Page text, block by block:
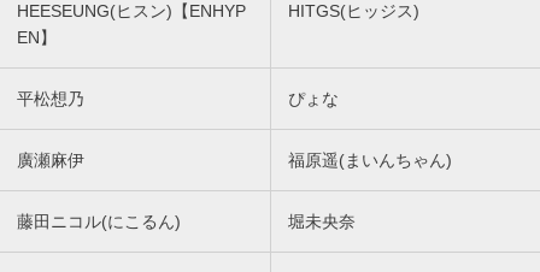
HEESEUNG(ヒスン)【ENHYP
EN】
HITGS(ヒッジス)
平松想乃 ぴょな
廣瀬麻伊 福原遥(まいんちゃん)
藤田ニコル(にこるん) 堀未央奈